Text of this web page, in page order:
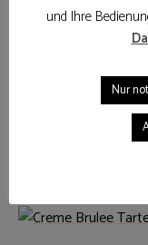
wünscht. Oben die
und Ihre
Nur